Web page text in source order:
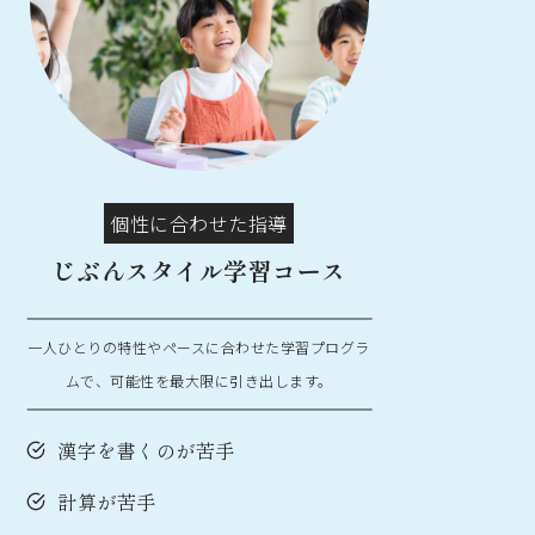
個性に合わせた指導
じぶんスタイル学習コース
一人ひとりの特性やペースに合わせた学習プログラ
ムで、可能性を最大限に引き出します。
漢字を書くのが苦手
計算が苦手